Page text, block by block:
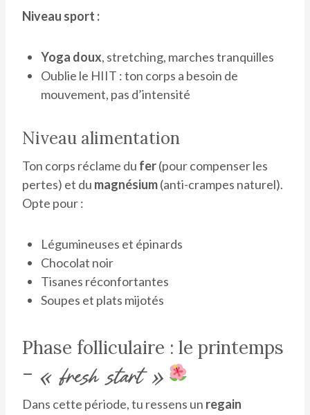
Niveau sport :
Yoga doux, stretching, marches tranquilles
Oublie le HIIT : ton corps a besoin de
mouvement, pas d’intensité
Niveau alimentation
Ton corps réclame du fer(pour compenser les
pertes) et du magnésium(anti-crampes naturel).
Opte pour :
Légumineuses et épinards
Chocolat noir
Tisanes réconfortantes
Soupes et plats mijotés
Phase folliculaire : le printemps
– « fresh start »
Dans cette période, tu ressens un regain